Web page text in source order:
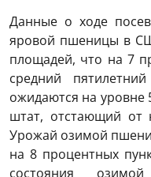
Данные о ходе
яровой пшеницы в
площадей, что на 7
средний
ожидаются на
штат, отстающий от
Урожай озимой
на 8 процентных
состояния